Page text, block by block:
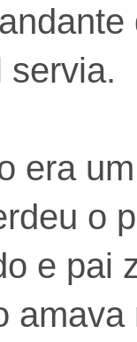
servia.
era
o
e pai